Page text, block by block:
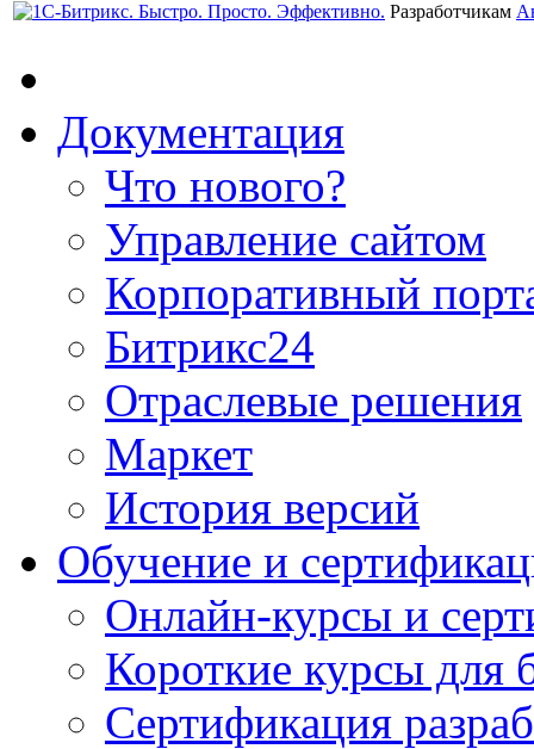
Разработчикам
Документация
Что нового?
Управление сайтом
Корпоративный
Битрикс24
Отраслевые решения
Маркет
История версий
Обучение и
Онлайн-курсы и
Короткие курсы для
Сертификация